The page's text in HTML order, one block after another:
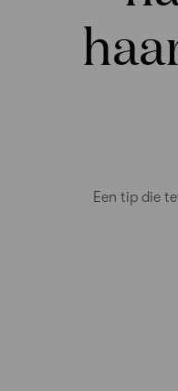
Een tip die